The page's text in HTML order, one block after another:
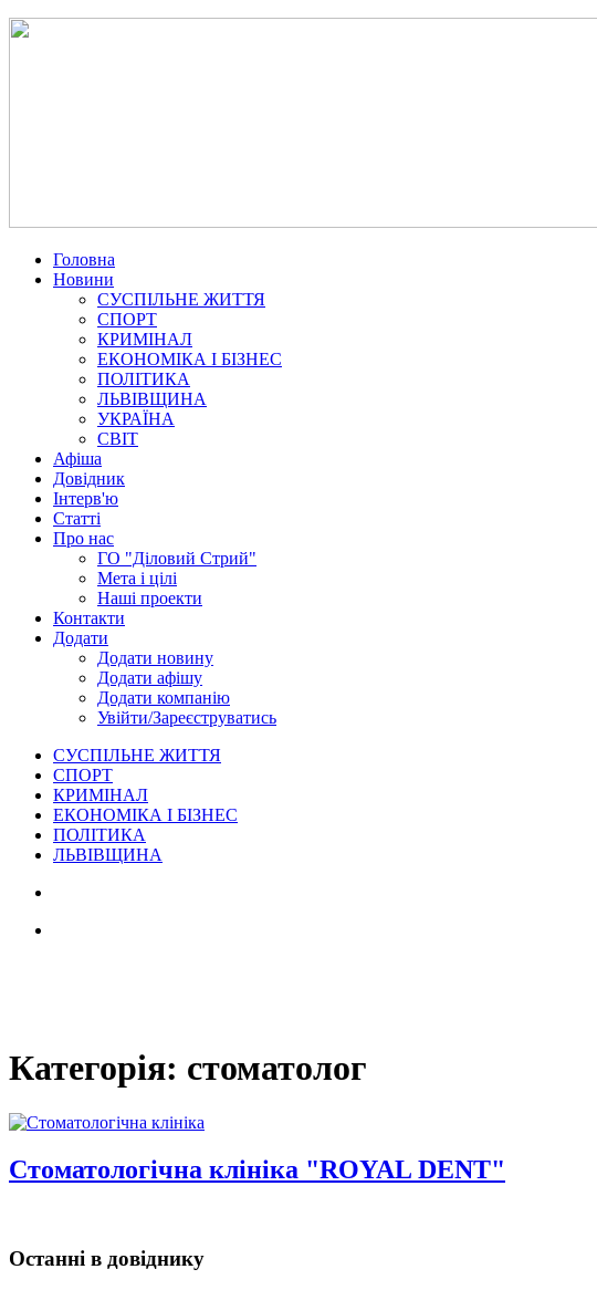
Головна
Новини
СУСПІЛЬНЕ ЖИТТЯ
СПОРТ
КРИМІНАЛ
ЕКОНОМІКА І БІЗНЕС
ПОЛІТИКА
ЛЬВІВЩИНА
УКРАЇНА
СВІТ
Афіша
Довідник
Інтерв'ю
Статті
Про нас
ГО "Діловий Стрий"
Мета і цілі
Наші проекти
Контакти
Додати
Додати новину
Додати афішу
Додати компанію
Увійти/Зареєструватись
СУСПІЛЬНЕ ЖИТТЯ
СПОРТ
КРИМІНАЛ
ЕКОНОМІКА І БІЗНЕС
ПОЛІТИКА
ЛЬВІВЩИНА
Категорія: стоматолог
Стоматологічна клініка "ROYAL DENT"
Останні в довіднику